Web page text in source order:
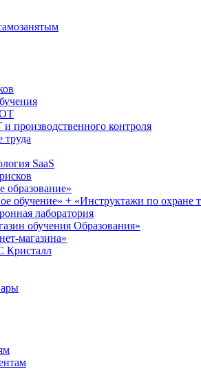
ОТ
производственного контроля
труда
SaaS
образование»
обучение» + «Инструктажи по охране
лаборатория
обучения Образования»
магазина»